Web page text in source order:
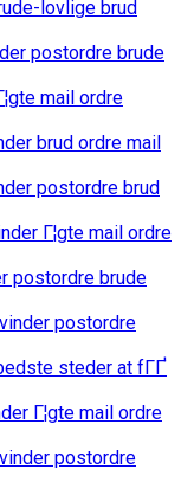
lovlige brud
postordre brude
mail ordre
brud ordre mail
postordre brud
Г¦gte mail ordre
postordre brude
postordre
steder at fГҐ
Г¦gte mail ordre
postordre